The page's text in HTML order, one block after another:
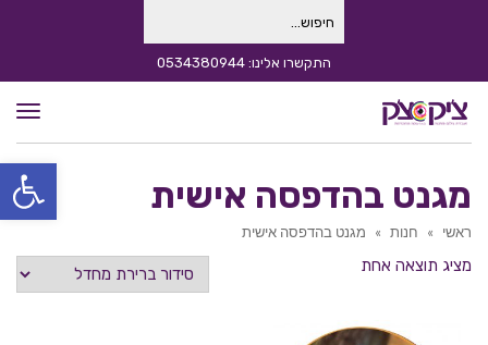
פתח
עבור: התקשרו אלינו: 0534380944
מגנט בהדפסה אישית
ראשי » חנות » מגנט בהדפסה אישית
מציג תוצאה אחת